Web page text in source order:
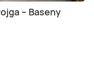
– Baseny